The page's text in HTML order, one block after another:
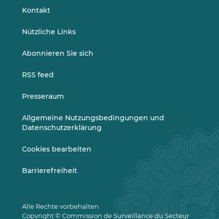
Kontakt
Nützliche Links
Abonnieren Sie sich
RSS feed
Presseraum
Allgemeine Nutzungsbedingungen und
Datenschutzerklärung
Cookies bearbeiten
Barrierefreiheit
Alle Rechte vorbehalten.
Copyright © Commission de Surveillance du Secteur